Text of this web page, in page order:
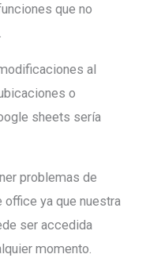
que no
al
o
sheets sería
problemas de
ya que nuestra
ser accedida
momento.